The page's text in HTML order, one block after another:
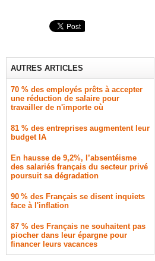
AUTRES ARTICLES
70 % des employés prêts à accepter
une réduction de salaire pour
travailler de n'importe où
81 % des entreprises augmentent leur
budget IA
En hausse de 9,2%, l’absentéisme
des salariés français du secteur privé
poursuit sa dégradation
90 % des Français se disent inquiets
face à l'inflation
87 % des Français ne souhaitent pas
piocher dans leur épargne pour
financer leurs vacances